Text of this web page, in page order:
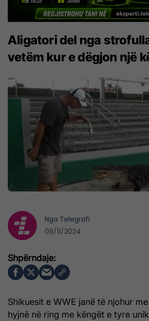
Aligatori del nga
vetëm kur e dëgjon një
Shikuesit e WWE janë të njohur
hyjnë në ring me këngët e tyre
Nga Telegrafi
09/11/2024